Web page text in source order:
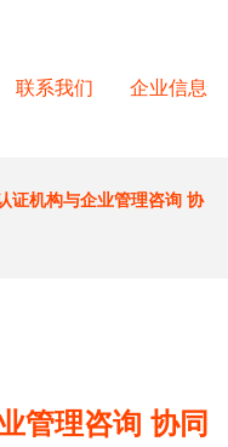
联系我们 企业信息
证机构与企业管理咨询 协
管理咨询 协同